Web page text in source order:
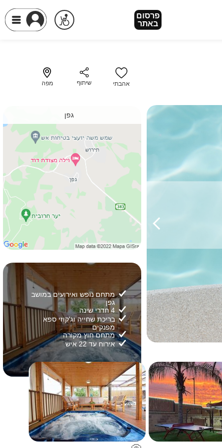
פרסום
באתר
פרסום
באתר
2/47
אהבתי שיתוף מפה
גפן
מתחם נופש ואירועים במושב
גפן
4 חדרי שינה
בריכת שחייה וג'קוזי ספא
מפנקים
מתחם חוץ מקורה
אירוח עד 22 איש